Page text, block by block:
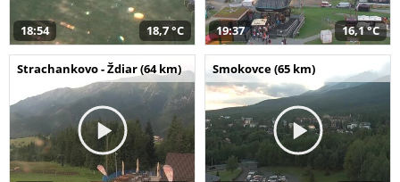
18:54 18,7 °C 19:37 16,1 °C
Strachankovo - Ždiar (64 km) Smokovce (65 km)